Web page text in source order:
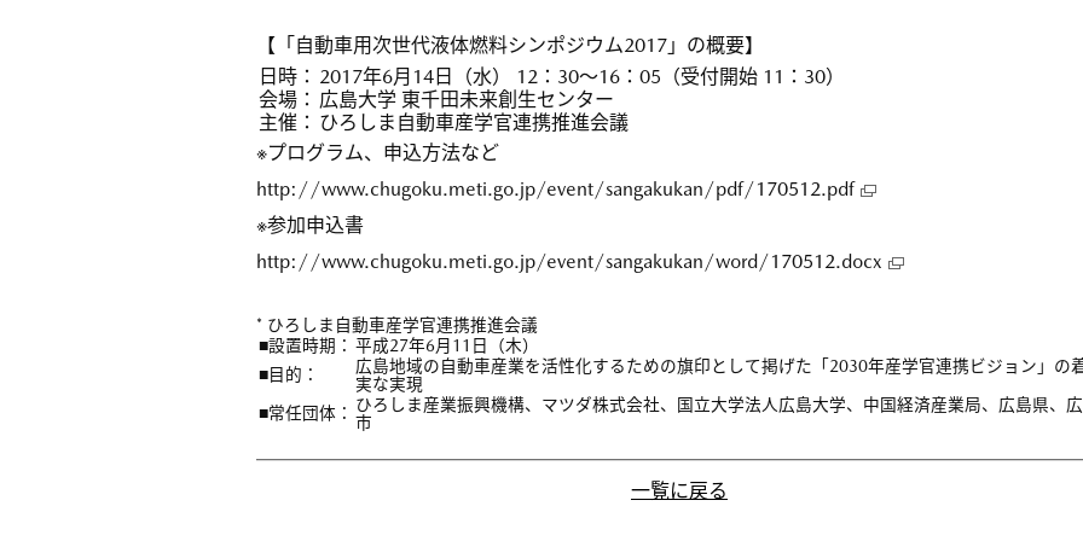
【「自動車用次世代液体燃料シンポジウム2017」の概要】
日時： 2017年6月14日（水） 12：30〜16：05（受付開始 11：30）
会場： 広島大学 東千田未来創生センター
主催： ひろしま自動車産学官連携推進会議
※プログラム、申込方法など
http://www.chugoku.meti.go.jp/event/sangakukan/pdf/170512.pdf
※参加申込書
http://www.chugoku.meti.go.jp/event/sangakukan/word/170512.docx
* ひろしま自動車産学官連携推進会議
■設置時期： 平成27年6月11日（木）
■目的：
広島地域の自動車産業を活性化するための旗印として掲げた「2030年産学官連携ビジョン」の
実な実現
■常任団体： ひろしま産業振興機構、マツダ株式会社、国立大学法人広島大学、中国経済産業局、広島県、
市
一覧に戻る